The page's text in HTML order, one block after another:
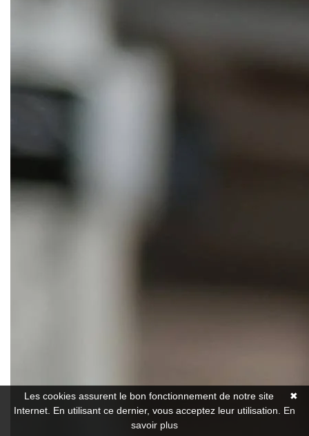
✖
Les cookies assurent le bon fonctionnement de notre site
Internet. En utilisant ce dernier, vous acceptez leur utilisation. En
savoir plus